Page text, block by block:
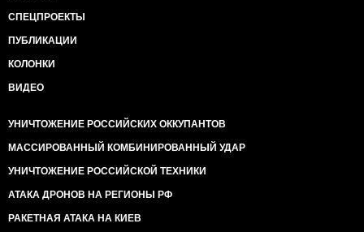
СПЕЦПРОЕКТЫ
ПУБЛИКАЦИИ
КОЛОНКИ
ВИДЕО
УНИЧТОЖЕНИЕ РОССИЙСКИХ ОККУПАНТОВ
МАССИРОВАННЫЙ КОМБИНИРОВАННЫЙ УДАР
УНИЧТОЖЕНИЕ РОССИЙСКОЙ ТЕХНИКИ
АТАКА ДРОНОВ НА РЕГИОНЫ РФ
РАКЕТНАЯ АТАКА НА КИЕВ